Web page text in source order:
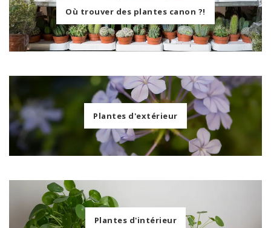
Où trouver des plantes canon ?!
Plantes d'extérieur
Plantes d'intérieur